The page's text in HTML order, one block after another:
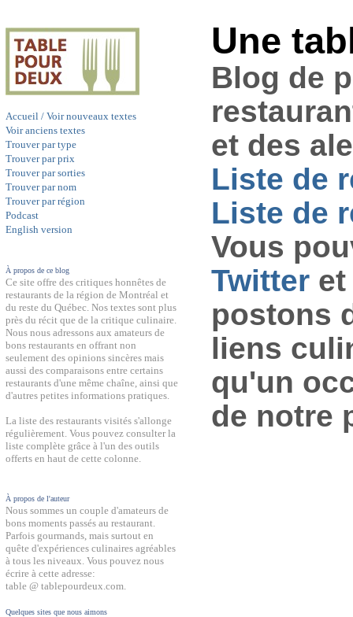
Accueil / Voir nouveaux textes
Voir anciens textes
Trouver par type
Trouver par prix
Trouver par sorties
Trouver par nom
Trouver par région
Podcast
English version
À propos de ce blog
Ce site offre des critiques honnêtes de
restaurants de la région de Montréal et
du reste du Québec. Nos textes sont plus
près du récit que de la critique culinaire.
Nous nous adressons aux amateurs de
bons restaurants en offrant non
seulement des opinions sincères mais
aussi des comparaisons entre certains
restaurants d'une même chaîne, ainsi que
d'autres petites informations pratiques.
La liste des restaurants visités s'allonge
régulièrement. Vous pouvez consulter la
liste complète grâce à l'un des outils
offerts en haut de cette colonne.
À propos de l'auteur
Nous sommes un couple d'amateurs de
bons moments passés au restaurant.
Parfois gourmands, mais surtout en
quête d'expériences culinaires agréables
à tous les niveaux. Vous pouvez nous
écrire à cette adresse:
table @ tablepourdeux.com.
Quelques sites que nous aimons
Une
Blog de
et des
Liste de
Liste de
Vous
Twitter
postons
liens
qu'un
de notre